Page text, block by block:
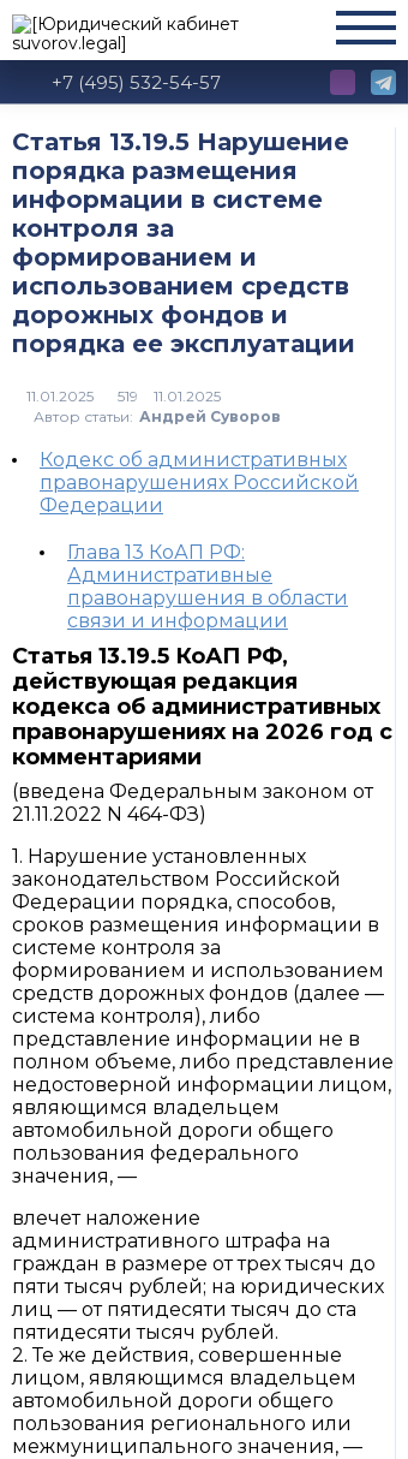
+7 (495) 532-54-57
Статья 13.19.5 Нарушение
порядка размещения
информации в системе
контроля за
формированием и
использованием средств
дорожных фондов и
порядка ее эксплуатации
519
Автор статьи: Андрей Суворов
Кодекс об административных
правонарушениях Российской
Федерации
Глава 13 КоАП РФ:
Административные
правонарушения в области
связи и информации
Статья 13.19.5 КоАП РФ,
действующая редакция
кодекса об административных
правонарушениях на 2026 год с
комментариями
(введена Федеральным законом от
21.11.2022 N 464-ФЗ)
1. Нарушение установленных
законодательством Российской
Федерации порядка, способов,
сроков размещения информации в
системе контроля за
формированием и использованием
средств дорожных фондов (далее —
система контроля), либо
представление информации не в
полном объеме, либо представление
недостоверной информации лицом,
являющимся владельцем
автомобильной дороги общего
пользования федерального
значения, —
влечет наложение
административного штрафа на
граждан в размере от трех тысяч до
пяти тысяч рублей; на юридических
лиц — от пятидесяти тысяч до ста
пятидесяти тысяч рублей.
2. Те же действия, совершенные
лицом, являющимся владельцем
автомобильной дороги общего
пользования регионального или
межмуниципального значения, —